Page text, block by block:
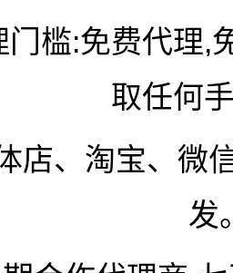
门槛:免费代理,
取任何
店、淘宝、微
发